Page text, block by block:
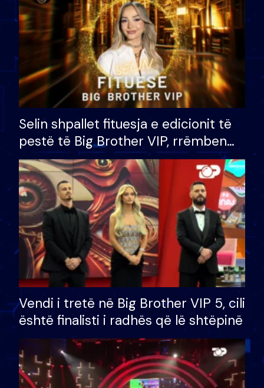
Selin shpallet fituesja e edicionit të
pestë të Big Brother VIP, rrëmben
çmimin e madh prej 100 mijë eurosh
Vendi i tretë në Big Brother VIP 5, cili
është finalisti i radhës që lë shtëpinë